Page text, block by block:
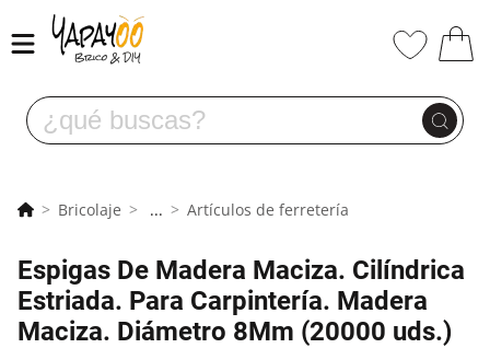
Bricolaje ... Artículos de ferretería
Espigas De Madera Maciza. Cilíndrica
Estriada. Para Carpintería. Madera
Maciza. Diámetro 8Mm (20000 uds.)